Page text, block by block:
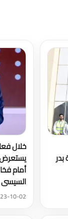
خلال
يستعرض
أمام
السيسى
10-02